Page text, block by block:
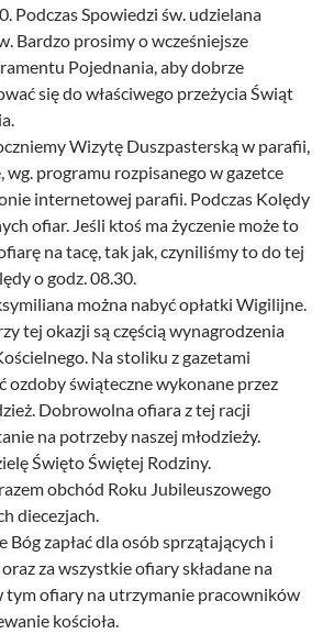
Podczas Spowiedzi św. udzielana
Bardzo prosimy o wcześniejsze
Pojednania, aby dobrze
się do właściwego przeżycia Świąt
Wizytę Duszpasterską w parafii,
programu rozpisanego w gazetce
internetowej parafii. Podczas Kolędy
ofiar. Jeśli ktoś ma życzenie może to
na tacę, tak jak, czyniliśmy to do tej
o godz. 08.30.
można nabyć opłatki Wigilijne.
tej okazji są częścią wynagrodzenia
Na stoliku z gazetami
ozdoby świąteczne wykonane przez
Dobrowolna ofiara z tej racji
na potrzeby naszej młodzieży.
Święto Świętej Rodziny.
obchód Roku Jubileuszowego
diecezjach.
Bóg zapłać dla osób sprzątających i
za wszystkie ofiary składane na
tym ofiary na utrzymanie pracowników
kościoła.